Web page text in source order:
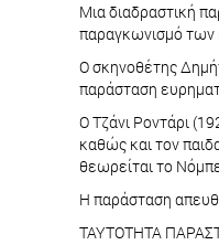
Μια διαδραστική
παραγκωνισμό των
Ο σκηνοθέτης
παράσταση
Ο Τζάνι Ροντάρι
καθώς και τον
θεωρείται το
Η παράσταση
ΤΑΥΤΟΤΗΤΑ